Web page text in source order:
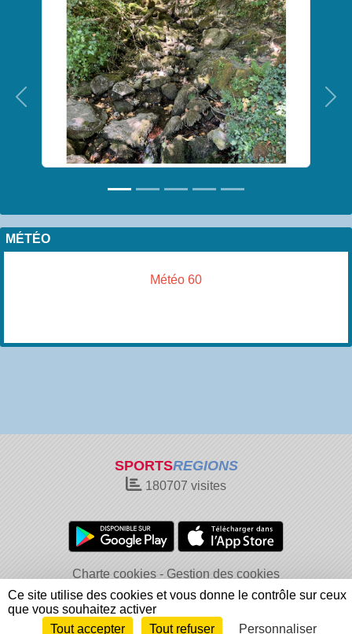
Précedent
MÉTÉO
Météo 60
SPORTSREGIONS
180707 visites
Charte cookies
Gestion des cookies
Informations légales
Signaler un contenu inapproprié
Envie de participer ? Connexion
Ce site utilise des cookies et vous donne le contrôle sur ceux
que vous souhaitez activer
Tout accepter
Tout refuser Personnaliser